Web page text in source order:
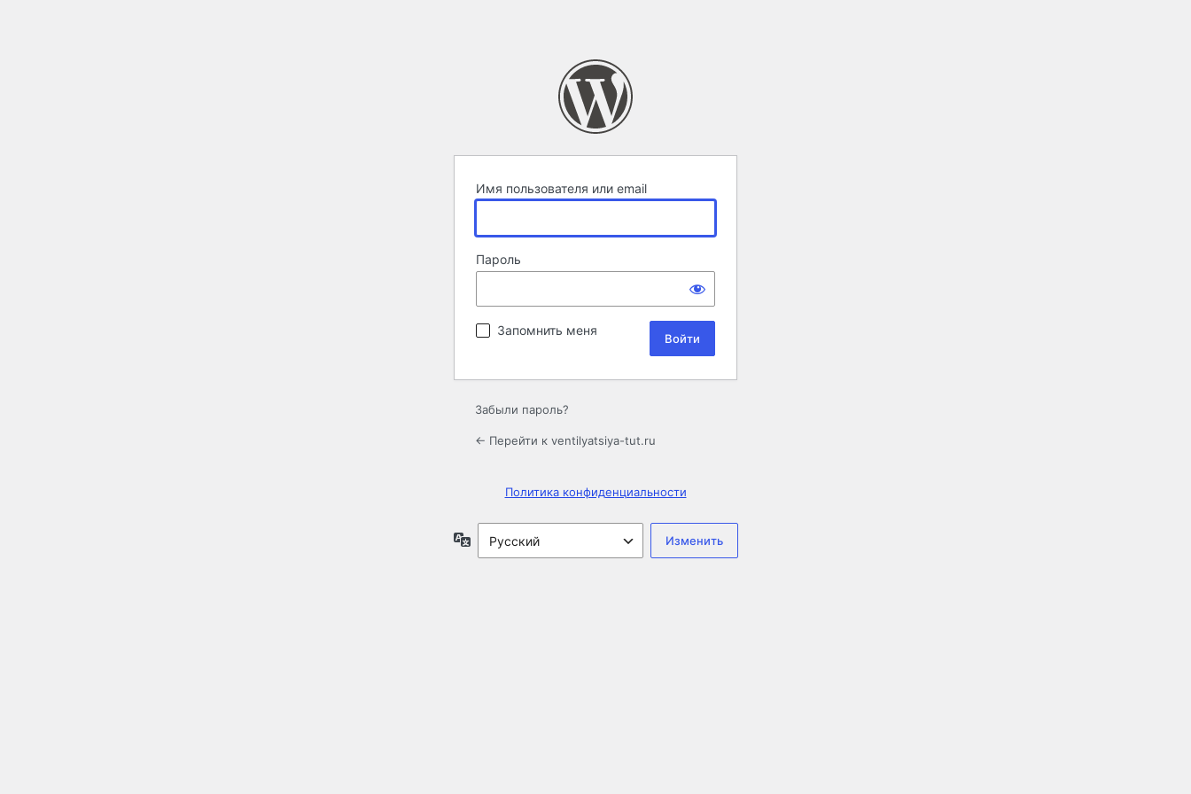
Имя пользователя или email
Пароль
Запомнить меня
Забыли пароль?
← Перейти к ventilyatsiya-tut.ru
Политика конфиденциальности
Язык